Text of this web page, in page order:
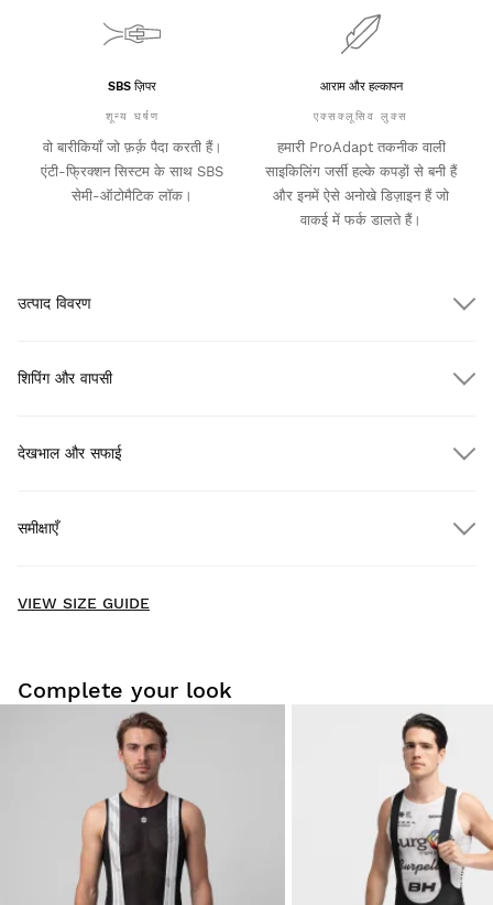
SBS ज़िपर
शून्य घर्षण
वो बारीकियाँ जो फ़र्क़ पैदा करती हैं।
एंटी-फ्रिक्शन सिस्टम के साथ SBS
सेमी-ऑटोमैटिक लॉक।
आराम और हल्कापन
एक्सक्लूसिव लुक्स
हमारी ProAdapt तकनीक वाली
साइकिलिंग जर्सी हल्के कपड़ों से बनी हैं
और इनमें ऐसे अनोखे डिज़ाइन हैं जो
वाकई में फर्क डालते हैं।
उत्पाद विवरण
शिपिंग और वापसी
होम डिलीवरी मुफ़्त
हमारे उत्पादों को घर पर आराम से आज़माएँ। डिलीवरी की तारीख से 30 दिनों के
अंदर आप इसे वापस कर सकते हैं।
अपने उपयोगकर्ता खाते से, आप अपने ऑर्डर से किसी भी उत्पाद को आसानी से और
जल्दी से वापस कर सकते हैं।
मूल भुगतान विधि में अपना रिफंड जारी करें $9.95 से
देखभाल और सफाई
समीक्षाएँ
VIEW SIZE GUIDE
Complete your look